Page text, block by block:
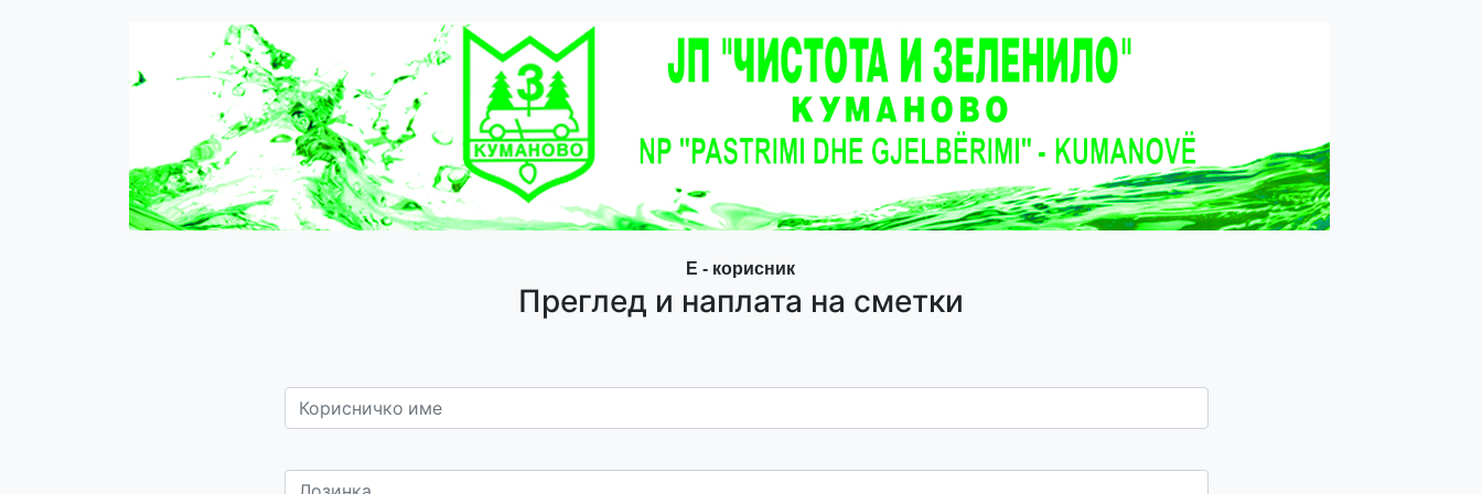
Е - корисник
Преглед и наплата на сметки